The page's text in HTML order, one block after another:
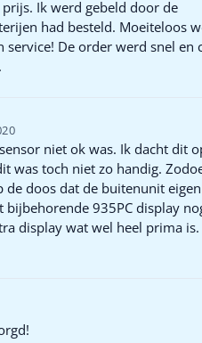
Ik werd gebeld door de
had besteld. Moeiteloos
De order werd snel en
niet ok was. Ik dacht dit
was toch niet zo handig.
de doos dat de buitenunit
bijbehorende 935PC display
display wat wel heel prima is.